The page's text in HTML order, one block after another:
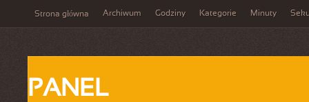
Strona główna Archiwum Godziny Kategorie Minuty
PANEL